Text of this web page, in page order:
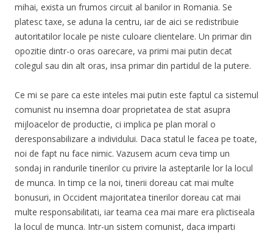
mihai, exista un frumos circuit al banilor in Romania. Se
platesc taxe, se aduna la centru, iar de aici se redistribuie
autoritatilor locale pe niste culoare clientelare. Un primar din
opozitie dintr-o oras oarecare, va primi mai putin decat
colegul sau din alt oras, insa primar din partidul de la putere.
Ce mi se pare ca este inteles mai putin este faptul ca sistemul
comunist nu insemna doar proprietatea de stat asupra
mijloacelor de productie, ci implica pe plan moral o
deresponsabilizare a individului. Daca statul le facea pe toate,
noi de fapt nu face nimic. Vazusem acum ceva timp un
sondaj in randurile tinerilor cu privire la asteptarile lor la locul
de munca. In timp ce la noi, tinerii doreau cat mai multe
bonusuri, in Occident majoritatea tinerilor doreau cat mai
multe responsabilitati, iar teama cea mai mare era plictiseala
la locul de munca. Intr-un sistem comunist, daca imparti